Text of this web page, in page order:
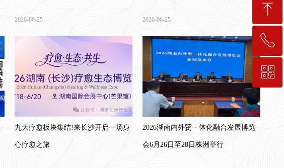
2026-06-25 2026-06-25
九大疗愈板块集结!来长沙开启一场身
心疗愈之旅
2026湖南内外贸一体化融合发展博览
会6月26日至28日株洲举行
ꁸ
回到顶部
ꂅ
189-7498-5834
ꀥ